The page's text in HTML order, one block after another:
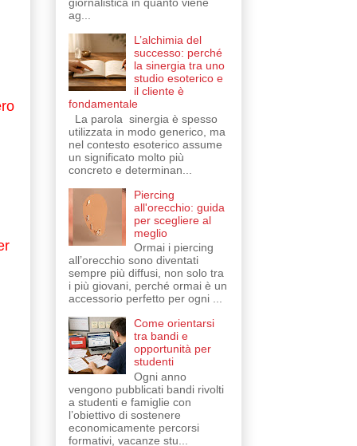
ag...
L’alchimia del
successo: perché
la sinergia tra uno
studio esoterico e
il cliente è
fondamentale
La parola sinergia è spesso
utilizzata in modo generico, ma
nel contesto esoterico assume
un significato molto più
concreto e determinan...
Piercing
all'orecchio: guida
per scegliere al
meglio
Ormai i piercing
all’orecchio sono diventati
sempre più diffusi, non solo tra
i più giovani, perché ormai è un
accessorio perfetto per ogni ...
Come orientarsi
tra bandi e
opportunità per
studenti
Ogni anno
vengono pubblicati bandi rivolti
a studenti e famiglie con
l’obiettivo di sostenere
economicamente percorsi
formativi, vacanze stu...